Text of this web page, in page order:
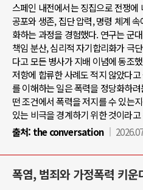
스페인 내전에서는 징집으로 전쟁
공포와 생존, 집단 압력, 명령 체계
화하는 과정을 경험했다. 연구는 군
책임 분산, 심리적 자기합리화가 극
다고 모든 병사가 지배 이념에 동조
저항에 합류한 사례도 적지 않았다
를 이해하는 일은 폭력을 정당화하
떤 조건에서 폭력을 저지를 수 있는
있는 비극을 경계하기 위한 것이라
출처: the conversation
폭염, 범죄와 가정폭력 키운